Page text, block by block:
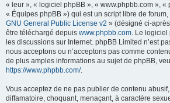
« leur », « logiciel phpBB », « www.phpbb.com », «
« Équipes phpBB ») qui est un script libre de
GNU General Public License v2 » (désigné ci-
être téléchargé depuis www.phpbb.com. Le logiciel
les discussions sur Internet. phpBB Limited n’est
nous acceptons ou n’acceptons pas comme
de plus amples informations au sujet de phpBB,
https://www.phpbb.com/.
Vous acceptez de ne pas publier de contenu
diffamatoire, choquant, menaçant, à caractère